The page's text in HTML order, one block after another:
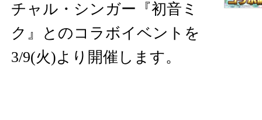
チャル・シンガー『初音ミ
ク』とのコラボイベントを
3/9(火)より開催します。